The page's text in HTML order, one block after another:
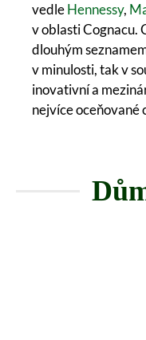
vedleHennessy,
v oblasti Cognacu.
dlouhým
v minulosti, tak v
inovativní a
nejvíce oceňované